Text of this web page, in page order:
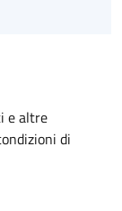
e altre
di